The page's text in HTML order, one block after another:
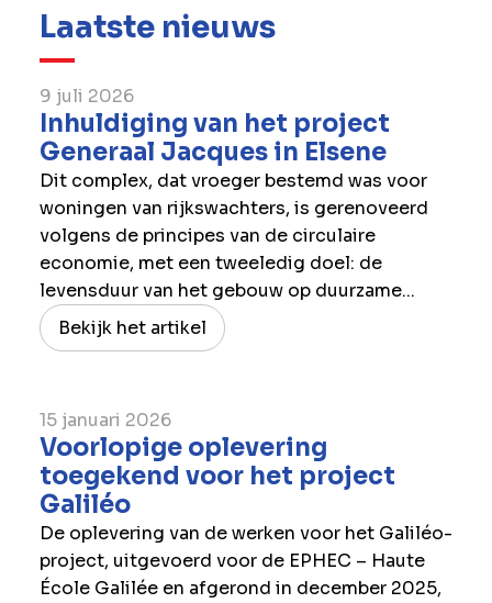
Laatste nieuws
9 juli 2026
Inhuldiging van het project
Generaal Jacques in Elsene
Dit complex, dat vroeger bestemd was voor
woningen van rijkswachters, is gerenoveerd
volgens de principes van de circulaire
economie, met een tweeledig doel: de
levensduur van het gebouw op duurzame...
Bekijk het artikel
15 januari 2026
Voorlopige oplevering
toegekend voor het project
Galiléo
De oplevering van de werken voor het Galiléo-
project, uitgevoerd voor de EPHEC – Haute
École Galilée en afgerond in december 2025,